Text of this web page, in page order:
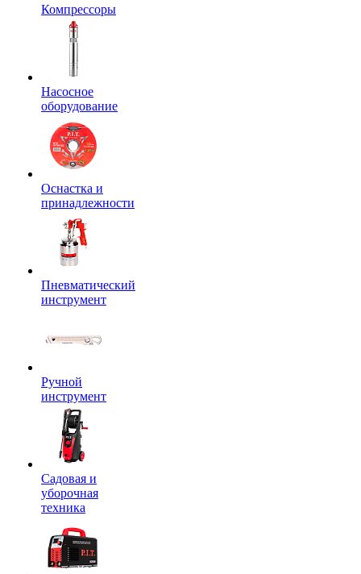
Компрессоры
Насосное
оборудование
Оснастка и
принадлежности
Пневматический
инструмент
Ручной
инструмент
Садовая и
уборочная
техника